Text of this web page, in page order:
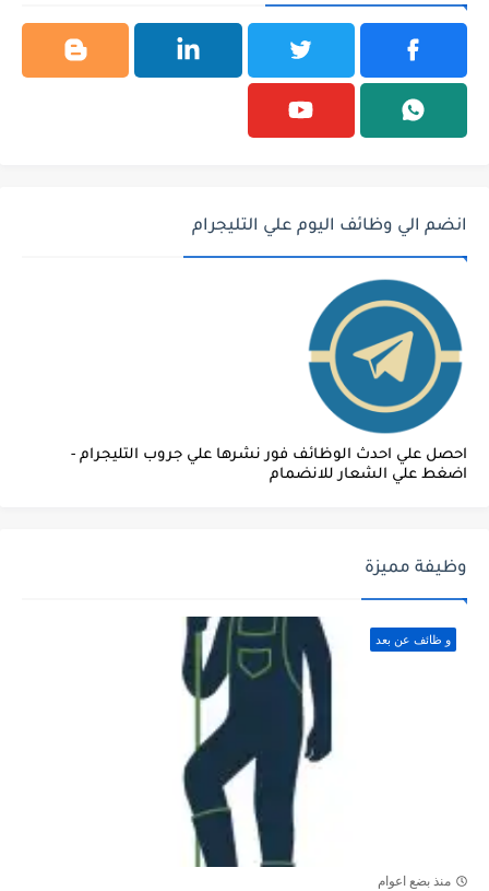
انضم الي وظائف اليوم علي التليجرام
احصل علي احدث الوظائف فور نشرها علي جروب التليجرام -
اضغط علي الشعار للانضمام
وظيفة مميزة
و ظائف عن بعد
منذ بضع اعوام